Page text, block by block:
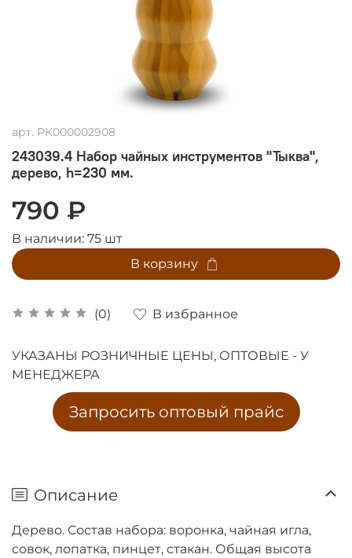
арт. РК000002908
243039.4 Набор чайных инструментов "Тыква",
дерево, h=230 мм.
(0) В избранное
790 ₽
В наличии: 75 шт
В корзину
УКАЗАНЫ РОЗНИЧНЫЕ ЦЕНЫ, ОПТОВЫЕ - У
МЕНЕДЖЕРА
Запросить оптовый прайс
Описание
Дерево. Состав набора: воронка, чайная игла,
совок, лопатка, пинцет, стакан. Общая высота